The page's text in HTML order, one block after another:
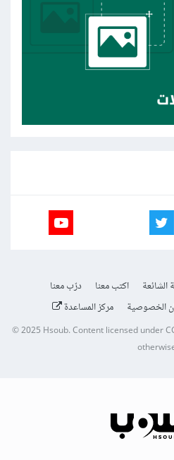
الشائعة اكتب معنا
درّب معنا
الخصوصية مركز المساعدة
© 2025Hsoub.Content licensed under